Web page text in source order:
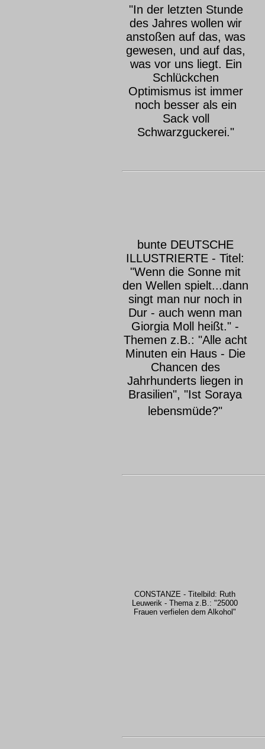
"In der letzten Stunde
des Jahres wollen wir
anstoßen auf das, was
gewesen, und auf das,
was vor uns liegt. Ein
Schlückchen
Optimismus ist immer
noch besser als ein
Sack voll
Schwarzguckerei."
bunte DEUTSCHE
ILLUSTRIERTE - Titel:
"Wenn die Sonne mit
den Wellen spielt...dann
singt man nur noch in
Dur - auch wenn man
Giorgia Moll heißt." -
Themen z.B.: "Alle acht
Minuten ein Haus - Die
Chancen des
Jahrhunderts liegen in
Brasilien", "Ist Soraya
lebensmüde?"
CONSTANZE - Titelbild: Ruth
Leuwerik - Thema z.B.: "25000
Frauen verfielen dem Alkohol"